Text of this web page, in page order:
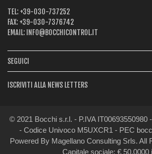
TEL: +39-030-737252
FAX: +39-030-7376742
EMAIL: INFO@BOCCHICONTROL.IT
SEGUICI
ISCRIVITI ALLA NEWS LETTERS
© 2021 Bocchi s.r.l. - P.IVA IT00693550980
- Codice Univoco M5UXCR1 - PEC
Powered By Magellano Consulting Srls. All
Capitale sociale: € 50.0000